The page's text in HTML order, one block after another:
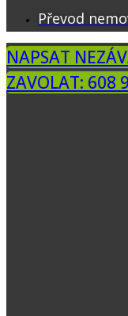
Převod
NAPSAT
ZAVOLAT: 608